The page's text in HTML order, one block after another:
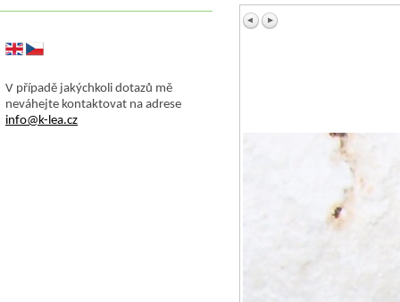
V případě jakýchkoli dotazů mě
neváhejte kontaktovat na adrese
info@k-lea.cz